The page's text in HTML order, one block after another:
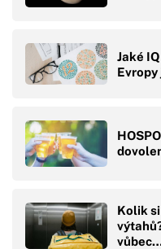
Jaké
Evropy
Kolik